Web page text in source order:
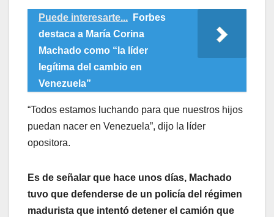
Puede interesarte...
Forbes
destaca a María Corina
Machado como “la líder
legítima del cambio en
Venezuela”
“Todos estamos luchando para que nuestros hijos
puedan nacer en Venezuela”, dijo la líder
opositora.
Es de señalar que hace unos días, Machado
tuvo que defenderse de un policía del régimen
madurista que intentó detener el camión que